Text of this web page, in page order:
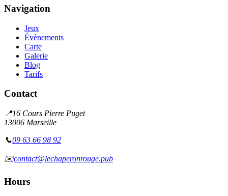
Navigation
Jeux
Évènements
Carte
Galerie
Blog
Tarifs
Contact
📍16 Cours Pierre Puget
13006 Marseille
📞09 63 66 98 92
✉️contact@lechaperonrouge.pub
Hours